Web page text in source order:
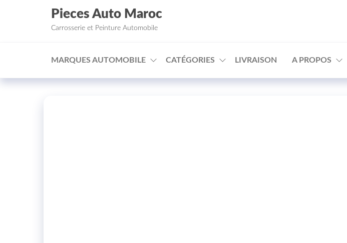
Aller au contenu
Pieces Auto Maroc
Carrosserie et Peinture Automobile
MARQUES AUTOMOBILE CATÉGORIES LIVRAISON A PROPOS